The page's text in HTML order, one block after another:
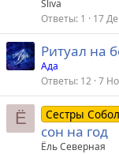
Sliva
Ответы 1 17
Ритуал на
Ада
Ответы 12 7
Ё Сестры
сон на год
Ёль Северная